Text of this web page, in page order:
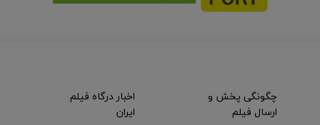
چگونگی پخش و
ارسال فیلم
اخبار درگاه فیلم
ایران